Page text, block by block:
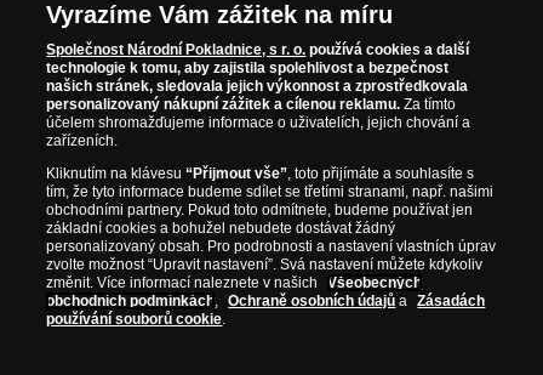
Průměr:
Hmotnost:
Různé & Ag minimálně
20,00 g
Kvalita:
Různé
Země původu:
Různé
Rok emise:
Různé
Limitace pro rok 2025:
100 ks
Vyrazíme Vám zážitek na míru
Společnost Národní Pokladnice, s r. o. používá cookies a další
technologie k tomu, aby zajistila spolehlivost a bezpečnost
našich stránek, sledovala jejich výkonnost a zprostředkovala
personalizovaný nákupní zážitek a cílenou reklamu. Za tímto
účelem shromažďujeme informace o uživatelích, jejich chování a
zařízeních.
Kliknutím na klávesu“Přijmout vše”, toto přijímáte a souhlasíte s
tím, že tyto informace budeme sdílet se třetími stranami, např. našimi
obchodními partnery. Pokud toto odmítnete, budeme používat jen
základní cookies a bohužel nebudete dostávat žádný
personalizovaný obsah. Pro podrobnosti a nastavení vlastních úprav
zvolte možnost “Upravit nastavení”. Svá nastavení můžete kdykoliv
změnit. Více informací naleznete v našich
Všeobecných
obchodních podmínkách , Ochraně osobních údajů a
Zásadách
používání souborů cookie.